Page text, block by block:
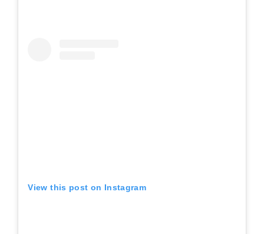
View this post on Instagram